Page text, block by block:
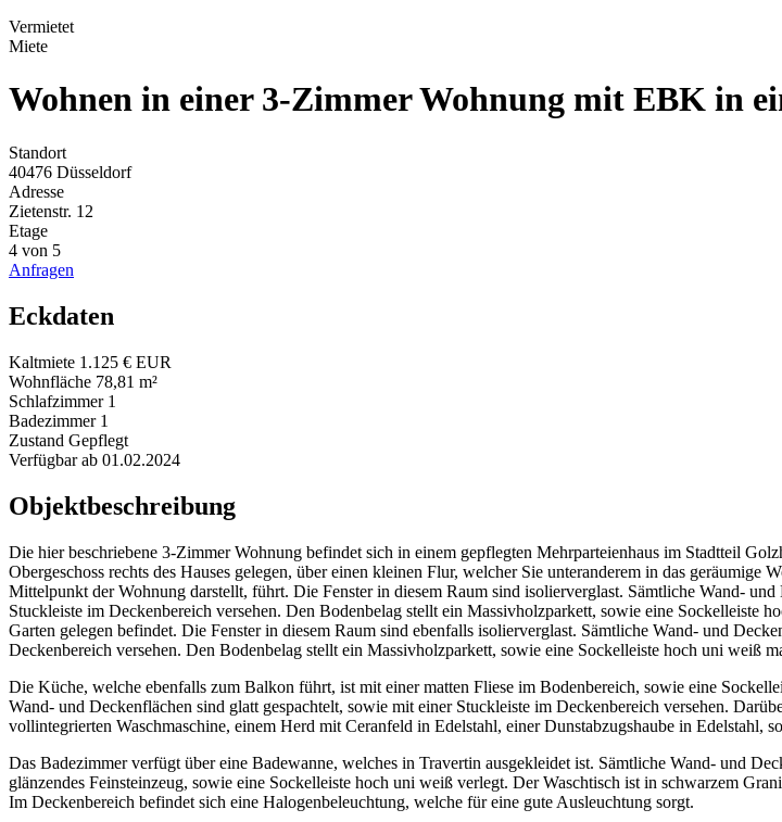
Vermietet
Miete
Wohnen in einer 3-Zimmer Wohnung mit EBK in
Standort
40476 Düsseldorf
Adresse
Zietenstr. 12
Etage
4 von 5
Anfragen
Eckdaten
Kaltmiete 1.125 € EUR
Wohnfläche 78,81 m²
Schlafzimmer 1
Badezimmer 1
Zustand Gepflegt
Verfügbar ab 01.02.2024
Objektbeschreibung
Die hier beschriebene 3-Zimmer Wohnung befindet sich in einem gepflegten Mehrparteienhaus im Stadtteil
Obergeschoss rechts des Hauses gelegen, über einen kleinen Flur, welcher Sie unteranderem in das
Mittelpunkt der Wohnung darstellt, führt. Die Fenster in diesem Raum sind isolierverglast. Sämtliche Wand-
Stuckleiste im Deckenbereich versehen. Den Bodenbelag stellt ein Massivholzparkett, sowie eine Sockelleiste
Garten gelegen befindet. Die Fenster in diesem Raum sind ebenfalls isolierverglast. Sämtliche Wand- und
Deckenbereich versehen. Den Bodenbelag stellt ein Massivholzparkett, sowie eine Sockelleiste hoch uni weiß
Die Küche, welche ebenfalls zum Balkon führt, ist mit einer matten Fliese im Bodenbereich, sowie eine
Wand- und Deckenflächen sind glatt gespachtelt, sowie mit einer Stuckleiste im Deckenbereich versehen.
vollintegrierten Waschmaschine, einem Herd mit Ceranfeld in Edelstahl, einer Dunstabzugshaube in Edelstahl,
Das Badezimmer verfügt über eine Badewanne, welches in Travertin ausgekleidet ist. Sämtliche Wand- und
glänzendes Feinsteinzeug, sowie eine Sockelleiste hoch uni weiß verlegt. Der Waschtisch ist in schwarzem
Im Deckenbereich befindet sich eine Halogenbeleuchtung, welche für eine gute Ausleuchtung sorgt.